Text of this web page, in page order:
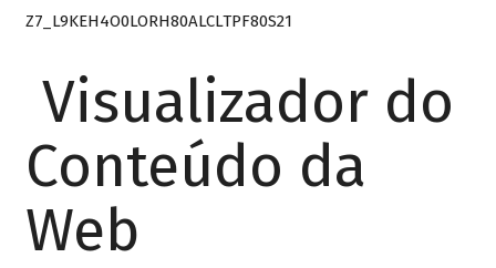
Z7_L9KEH4O0LORH80ALCLTPF80S21
Visualizador do
Conteúdo da
Web